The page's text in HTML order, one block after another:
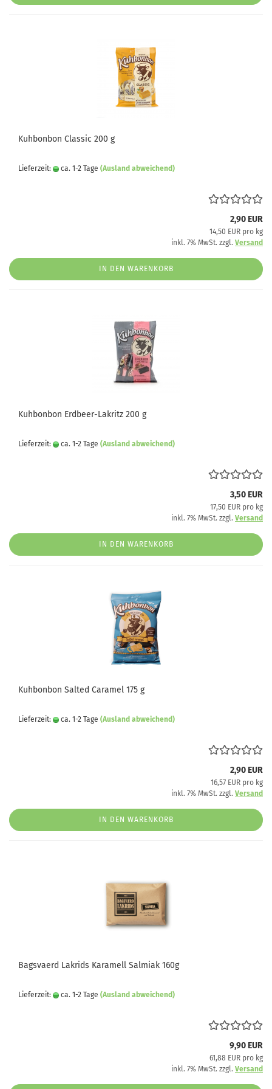
Kuhbonbon Classic 200 g
Lieferzeit: ca. 1-2 Tage (Ausland abweichend)
2,90 EUR
14,50 EUR pro kg
inkl. 7% MwSt. zzgl. Versand
IN DEN WARENKORB
Kuhbonbon Erdbeer-Lakritz 200 g
Lieferzeit: ca. 1-2 Tage (Ausland abweichend)
3,50 EUR
17,50 EUR pro kg
inkl. 7% MwSt. zzgl. Versand
IN DEN WARENKORB
Kuhbonbon Salted Caramel 175 g
Lieferzeit: ca. 1-2 Tage (Ausland abweichend)
2,90 EUR
16,57 EUR pro kg
inkl. 7% MwSt. zzgl. Versand
IN DEN WARENKORB
Bagsvaerd Lakrids Karamell Salmiak 160g
Lieferzeit: ca. 1-2 Tage (Ausland abweichend)
9,90 EUR
61,88 EUR pro kg
inkl. 7% MwSt. zzgl. Versand